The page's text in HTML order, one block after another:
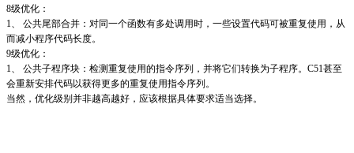
8级优化：
1、 公共尾部合并：对同一个函数有多处调用时，一些设置代码可被重复使用，从
而减小程序代码长度。
9级优化：
1、 公共子程序块：检测重复使用的指令序列，并将它们转换为子程序。C51甚至
会重新安排代码以获得更多的重复使用指令序列。
当然，优化级别并非越高越好，应该根据具体要求适当选择。